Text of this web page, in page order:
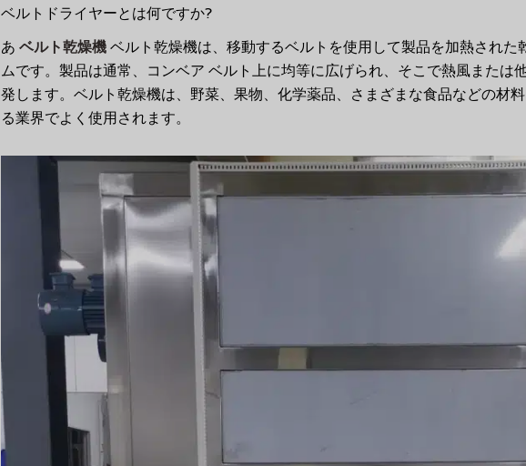
ベルトドライヤーとは何ですか?
あ ベルト乾燥機 ベルト乾燥機は、移動するベルトを使用して製品を加熱された
ムです。製品は通常、コンベア ベルト上に均等に広げられ、そこで熱風または
発します。ベルト乾燥機は、野菜、果物、化学薬品、さまざまな食品などの材
る業界でよく使用されます。